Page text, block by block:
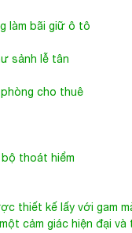
làm bãi giữ ô tô
sảnh lễ tân
cho thuê
thoát hiểm
thiết kế lấy với gam
cảm giác hiện đại và